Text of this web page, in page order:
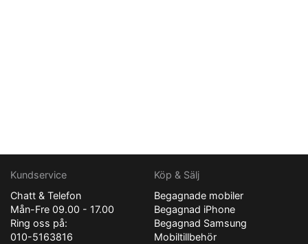
Kundservice
Chatt & Telefon
Mån-Fre 09.00 - 17.00
Ring oss på:
010-5163816
Köp & Sälj
Begagnade mobiler
Begagnad iPhone
Begagnad Samsung
Mobiltillbehör